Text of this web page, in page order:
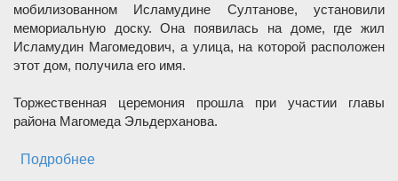
мобилизованном Исламудине Султанове, установили
мемориальную доску. Она появилась на доме, где жил
Исламудин Магомедович, а улица, на которой расположен
этот дом, получила его имя.
Торжественная церемония прошла при участии главы
района Магомеда Эльдерханова.
Подробнее